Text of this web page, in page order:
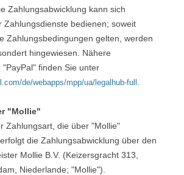
Zahlungsabwicklung kann sich
Zahlungsdienste bedienen; soweit
Zahlungsbedingungen gelten, werden
hingewiesen. Nähere
finden Sie unter
de/webapps/mpp/ua/legalhub-full
"Mollie"
Zahlungsart, die über "Mollie"
die Zahlungsabwicklung über den
Mollie B.V. (Keizersgracht 313,
Niederlande; "Mollie").